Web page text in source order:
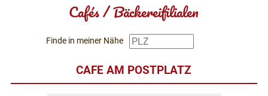
Cafés / Bäckereifilialen
Finde in meiner Nähe
CAFE AM POSTPLATZ